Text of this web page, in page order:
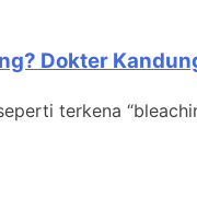
Dokter
terkena